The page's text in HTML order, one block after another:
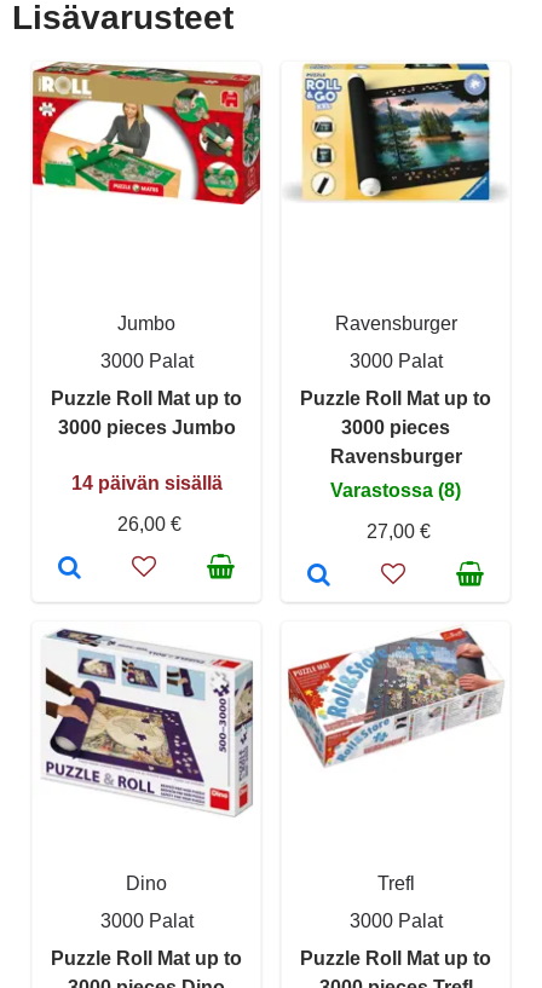
Lisävarusteet
Jumbo
3000 Palat
Puzzle Roll Mat up to
3000 pieces Jumbo
14 päivän sisällä
26,00 €
Ravensburger
3000 Palat
Puzzle Roll Mat up to
3000 pieces
Ravensburger
Varastossa (8)
27,00 €
Dino
3000 Palat
Puzzle Roll Mat up to
Trefl
3000 Palat
Puzzle Roll Mat up to